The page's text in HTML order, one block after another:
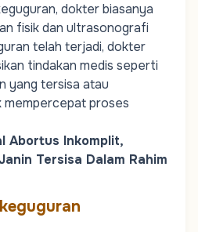
dokter biasanya
fisik dan ultrasonografi
telah terjadi, dokter
tindakan medis seperti
yang tersisa atau
mempercepat proses
Abortus Inkomplit,
Tersisa Dalam Rahim